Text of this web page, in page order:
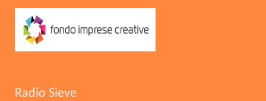
Radio Sieve